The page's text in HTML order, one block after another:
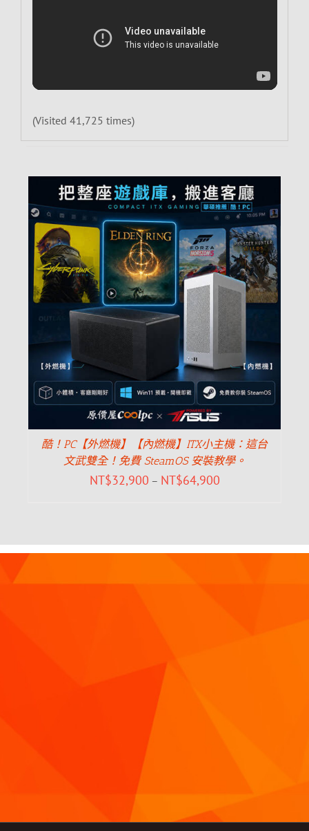
(Visited 41,725 times)
酷！PC【外燃機】【內燃機】ITX小主機：這台
文武雙全！免費 SteamOS 安裝教學。
NT$32,900 – NT$64,900